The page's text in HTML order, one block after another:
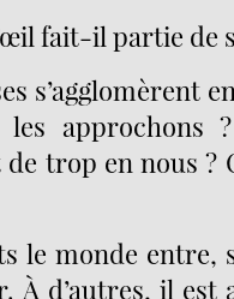
fait-il partie de
s’agglomèrent
approchons
trop en nous ?
le monde entre,
À d’autres, il est